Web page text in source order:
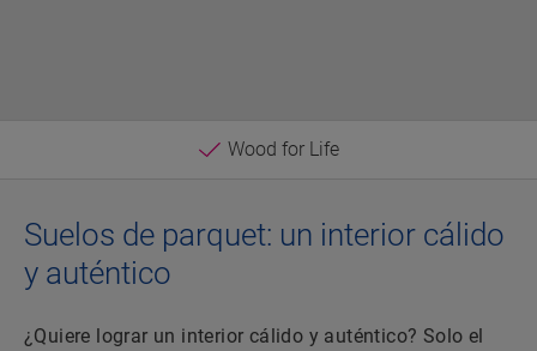
Wood for Life
Suelos de parquet: un interior cálido
y auténtico
¿Quiere lograr un interior cálido y auténtico? Solo el